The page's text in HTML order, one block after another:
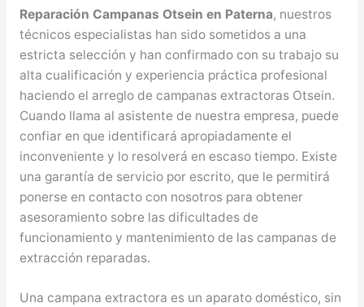
Reparación Campanas Otsein en Paterna, nuestros
técnicos especialistas han sido sometidos a una
estricta selección y han confirmado con su trabajo su
alta cualificación y experiencia práctica profesional
haciendo el arreglo de campanas extractoras Otsein.
Cuando llama al asistente de nuestra empresa, puede
confiar en que identificará apropiadamente el
inconveniente y lo resolverá en escaso tiempo. Existe
una garantía de servicio por escrito, que le permitirá
ponerse en contacto con nosotros para obtener
asesoramiento sobre las dificultades de
funcionamiento y mantenimiento de las campanas de
extracción reparadas.
Una campana extractora es un aparato doméstico, sin